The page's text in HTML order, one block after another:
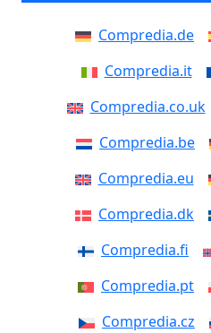
Compredia.de
Compredia.it
Compredia.co.uk
Compredia.be
Compredia.eu
Compredia.dk
Compredia.fi
Compredia.pt
Compredia.cz